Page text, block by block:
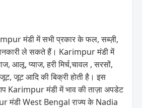
मंडी में सभी प्रकार के फल, सब्ज़ी,
ले सकते हैं। Karimpur मंडी में
आलू, प्याज, हरी मिर्च,चावल , सरसों,
जूट आदि की बिक्री होती है। इस
Karimpur मंडी में भाव की ताज़ा अपडेट
मंडी West Bengal राज्य के Nadia